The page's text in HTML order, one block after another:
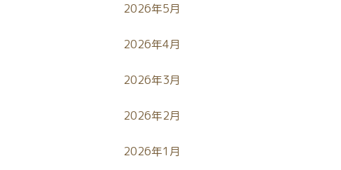
2026年5月
2026年4月
2026年3月
2026年2月
2026年1月